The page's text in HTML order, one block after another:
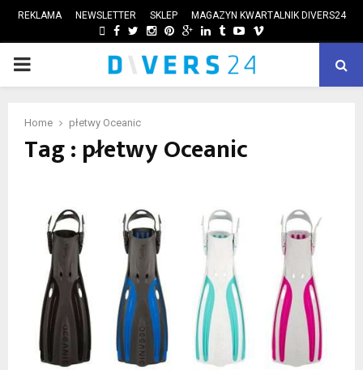
REKLAMA NEWSLETTER SKLEP MAGAZYN KWARTALNIK DIVERS24
FACEBOOK
TWITTER
INSTAGRAM
PINTEREST
GOOGLE
LINKEDIN
TUMBLRYOUTUBE
VIMEO
PRIMARY
Home płetwy Oceanic
Tag : płetwy Oceanic